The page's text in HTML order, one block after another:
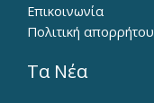
Επικοινωνία
Πολιτική απορρήτου
Τα Νέα